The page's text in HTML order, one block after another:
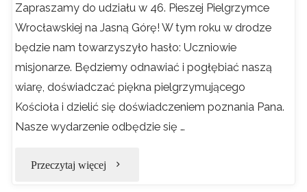
Zapraszamy do udziału w 46. Pieszej Pielgrzymce
Wrocławskiej na Jasną Górę! W tym roku w drodze
będzie nam towarzyszyło hasło: Uczniowie
misjonarze. Będziemy odnawiać i pogłębiać naszą
wiarę, doświadczać piękna pielgrzymującego
Kościoła i dzielić się doświadczeniem poznania Pana.
Nasze wydarzenie odbędzie się …
Przeczytaj więcej "PIELGRZYMKA